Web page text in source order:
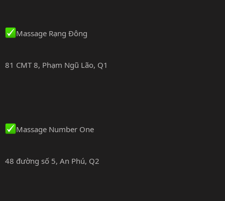
Massage Rạng Đông
81 CMT 8, Phạm Ngũ Lão, Q1
Massage Number One
48 đường số 5, An Phú, Q2